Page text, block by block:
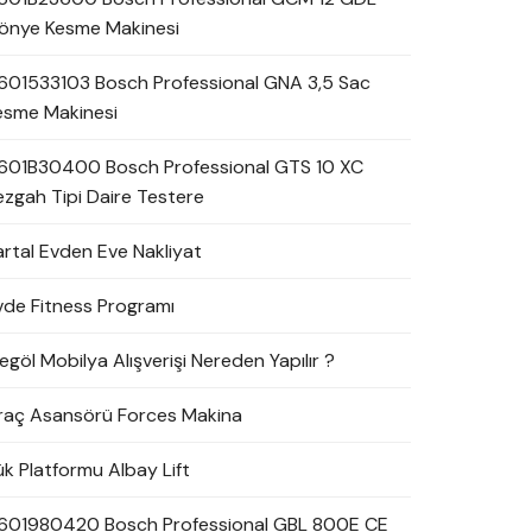
Kesme Makinesi
Bosch Professional GNA 3,5 Sac
Makinesi
Bosch Professional GTS 10 XC
Tipi Daire Testere
Evden Eve Nakliyat
Fitness Programı
Mobilya Alışverişi Nereden Yapılır ?
Asansörü Forces Makina
Platformu Albay Lift
Bosch Professional GBL 800E CE